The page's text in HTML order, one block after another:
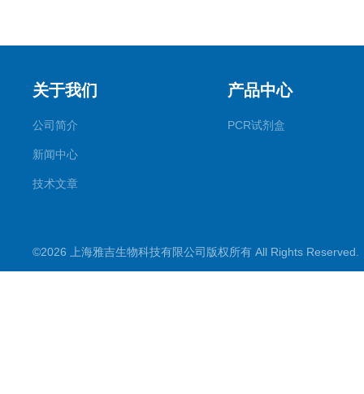
关于我们
公司简介
新闻中心
技术文章
产品中心
PCR试剂盒
©2026 上海雅吉生物科技有限公司版权所有 All Rights